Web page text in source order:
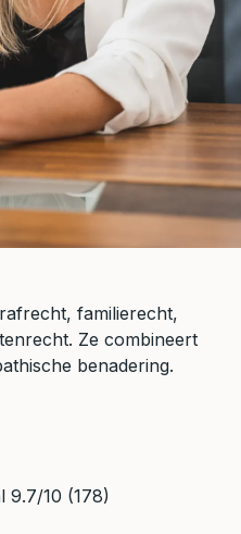
familierecht,
Ze combineert
benadering.
9.7/10 (178)